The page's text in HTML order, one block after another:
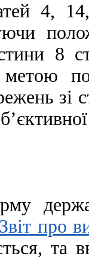
4,
8
зі
про
та